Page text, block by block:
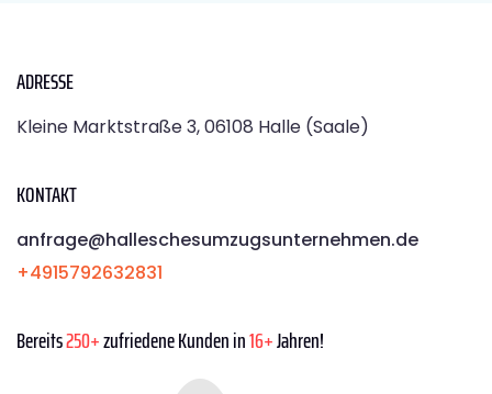
ADRESSE
Kleine Marktstraße 3, 06108 Halle (Saale)
KONTAKT
anfrage@halleschesumzugsunternehmen.de
+4915792632831
Bereits250+zufriedene Kunden in16+Jahren!